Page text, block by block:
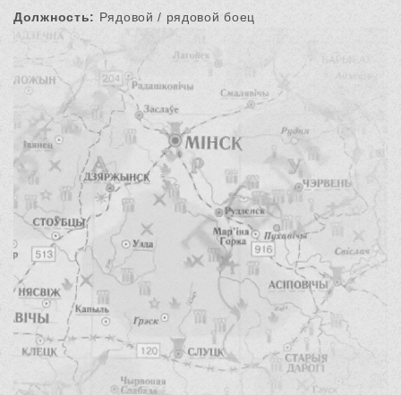
Должность: Рядовой / рядовой боец